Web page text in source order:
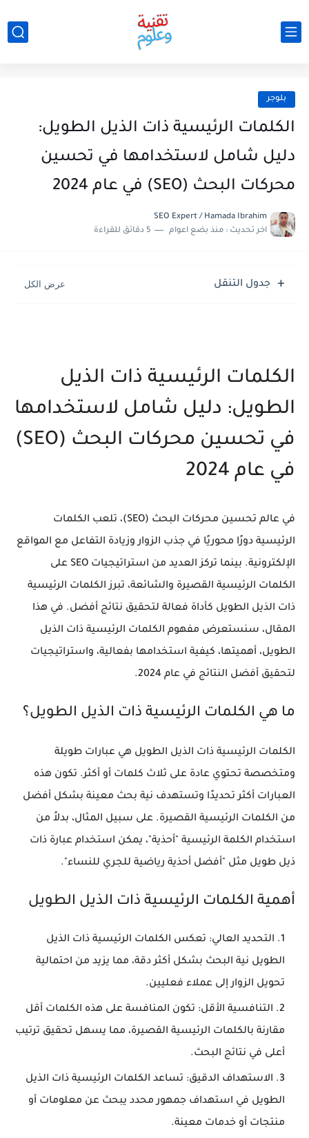
بلوجر
الكلمات الرئيسية ذات الذيل الطويل:
دليل شامل لاستخدامها في تحسين
محركات البحث (SEO) في عام 2024
SEO Expert / Hamada Ibrahim
اخر تحديث : منذ بضع اعوام 5 دقائق للقراءة
جدول التنقل
الكلمات الرئيسية ذات الذيل
الطويل: دليل شامل لاستخدامها
في تحسين محركات البحث (SEO)
في عام 2024
في عالم تحسين محركات البحث (SEO)، تلعب الكلمات
الرئيسية دورًا محوريًا في جذب الزوار وزيادة التفاعل مع المواقع
الإلكترونية. بينما تركز العديد من استراتيجيات SEO على
الكلمات الرئيسية القصيرة والشائعة، تبرز الكلمات الرئيسية
ذات الذيل الطويل كأداة فعالة لتحقيق نتائج أفضل. في هذا
المقال، سنستعرض مفهوم الكلمات الرئيسية ذات الذيل
الطويل، أهميتها، كيفية استخدامها بفعالية، واستراتيجيات
لتحقيق أفضل النتائج في عام 2024.
ما هي الكلمات الرئيسية ذات الذيل الطويل؟
الكلمات الرئيسية ذات الذيل الطويل هي عبارات طويلة
ومتخصصة تحتوي عادة على ثلاث كلمات أو أكثر. تكون هذه
العبارات أكثر تحديدًا وتستهدف نية بحث معينة بشكل أفضل
من الكلمات الرئيسية القصيرة. على سبيل المثال، بدلاً من
استخدام الكلمة الرئيسية "أحذية"، يمكن استخدام عبارة ذات
ذيل طويل مثل "أفضل أحذية رياضية للجري للنساء".
أهمية الكلمات الرئيسية ذات الذيل الطويل
التحديد العالي: تعكس الكلمات الرئيسية ذات الذيل
الطويل نية البحث بشكل أكثر دقة، مما يزيد من احتمالية
تحويل الزوار إلى عملاء فعليين.
التنافسية الأقل: تكون المنافسة على هذه الكلمات أقل
مقارنة بالكلمات الرئيسية القصيرة، مما يسهل تحقيق ترتيب
أعلى في نتائج البحث.
الاستهداف الدقيق: تساعد الكلمات الرئيسية ذات الذيل
الطويل في استهداف جمهور محدد يبحث عن معلومات أو
منتجات أو خدمات معينة.